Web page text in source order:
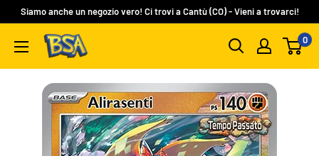
contenuto
Siamo anche un negozio vero! Ci trovi a Cantù (CO) - Vieni a trovarci!
BSA
Carte
Collezionabili
0